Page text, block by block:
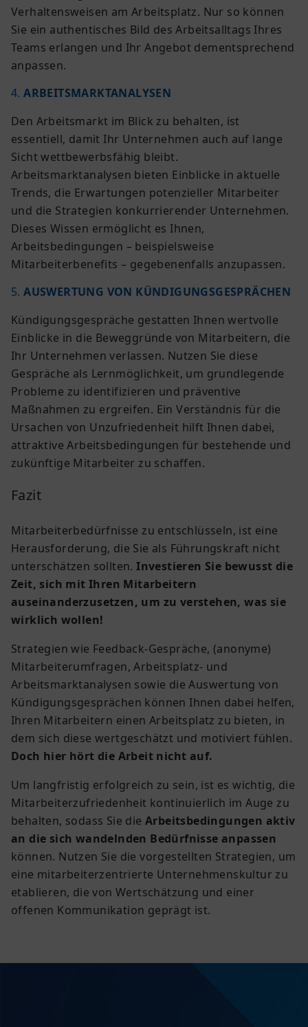
Verhaltensweisen am Arbeitsplatz. Nur so können
Sie ein authentisches Bild des Arbeitsalltags Ihres
Teams erlangen und Ihr Angebot dementsprechend
anpassen.
4.ARBEITSMARKTANALYSEN
Den Arbeitsmarkt im Blick zu behalten, ist
essentiell, damit Ihr Unternehmen auch auf lange
Sicht wettbewerbsfähig bleibt.
Arbeitsmarktanalysen bieten Einblicke in aktuelle
Trends, die Erwartungen potenzieller Mitarbeiter
und die Strategien konkurrierender Unternehmen.
Dieses Wissen ermöglicht es Ihnen,
Arbeitsbedingungen – beispielsweise
Mitarbeiterbenefits – gegebenenfalls anzupassen.
5.AUSWERTUNG VON KÜNDIGUNGSGESPRÄCHEN
Kündigungsgespräche gestatten Ihnen wertvolle
Einblicke in die Beweggründe von Mitarbeitern, die
Ihr Unternehmen verlassen. Nutzen Sie diese
Gespräche als Lernmöglichkeit, um grundlegende
Probleme zu identifizieren und präventive
Maßnahmen zu ergreifen. Ein Verständnis für die
Ursachen von Unzufriedenheit hilft Ihnen dabei,
attraktive Arbeitsbedingungen für bestehende und
zukünftige Mitarbeiter zu schaffen.
Fazit
Mitarbeiterbedürfnisse zu entschlüsseln, ist eine
Herausforderung, die Sie als Führungskraft nicht
unterschätzen sollten.Investieren Sie bewusst die
Zeit, sich mit Ihren Mitarbeitern
auseinanderzusetzen, um zu verstehen, was sie
wirklich wollen!
Strategien wie Feedback-Gespräche, (anonyme)
Mitarbeiterumfragen, Arbeitsplatz- und
Arbeitsmarktanalysen sowie die Auswertung von
Kündigungsgesprächen können Ihnen dabei helfen,
Ihren Mitarbeitern einen Arbeitsplatz zu bieten, in
dem sich diese wertgeschätzt und motiviert fühlen.
Doch hier hört die Arbeit nicht auf.
Um langfristig erfolgreich zu sein, ist es wichtig, die
Mitarbeiterzufriedenheit kontinuierlich im Auge zu
behalten, sodass Sie die Arbeitsbedingungen aktiv
an die sich wandelnden Bedürfnisse anpassen
können. Nutzen Sie die vorgestellten Strategien, um
eine mitarbeiterzentrierte Unternehmenskultur zu
etablieren, die von Wertschätzung und einer
offenen Kommunikation geprägt ist.